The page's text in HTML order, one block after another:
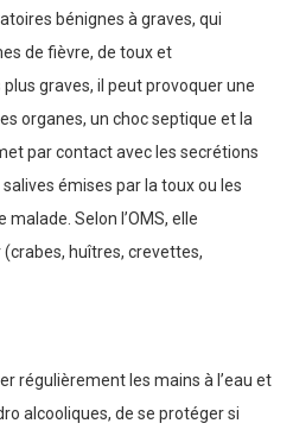
bénignes à graves, qui
de fièvre, de toux et
graves, il peut provoquer une
organes, un choc septique et la
par contact avec les secrétions
émises par la toux ou les
Selon l’OMS, elle
huîtres, crevettes,
régulièrement les mains à l’eau et
alcooliques, de se protéger si